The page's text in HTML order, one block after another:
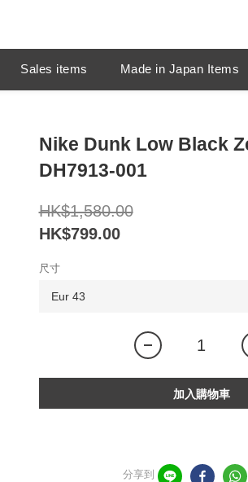
Sales items Made in Japan Items
Nike Dunk Low Black
DH7913-001
HK$1,580.00
HK$799.00
尺寸
加入購物車
分享到